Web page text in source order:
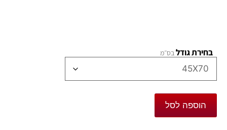
בחירת גודל
הוספה לסל